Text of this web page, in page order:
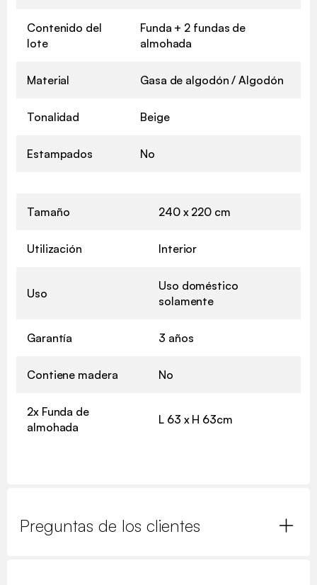
Contenido del
lote
Funda + 2 fundas de
almohada
Material Gasa de algodón / Algodón
Tonalidad Beige
Estampados No
Tamaño 240 x 220 cm
Utilización Interior
Uso
Uso doméstico
solamente
Garantía 3 años
Contiene madera No
2x Funda de
almohada
L 63 x H 63cm
Preguntas de los clientes